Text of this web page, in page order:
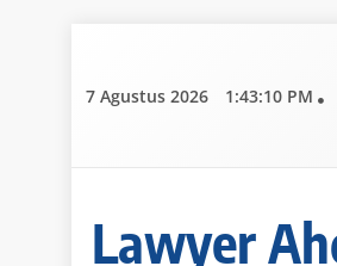
content
7 Agustus 2026 1:43:11 PM
Lawyer